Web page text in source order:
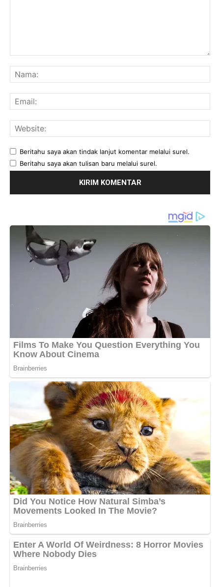
Beritahu saya akan tindak lanjut komentar melalui surel.
Beritahu saya akan tulisan baru melalui surel.